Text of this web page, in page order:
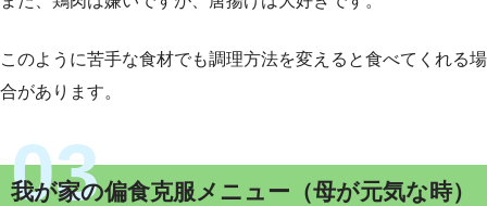
このように苦手な食材でも調理方法を変えると食べてくれる場
合があります。
我が家の偏食克服メニュー（母が元気な時）